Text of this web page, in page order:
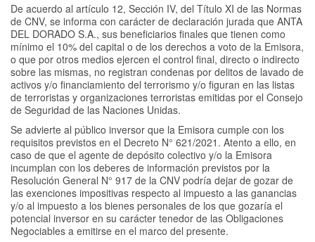
De acuerdo al artículo 12, Sección IV, del Título XI de las Normas
de CNV, se informa con carácter de declaración jurada que ANTA
DEL DORADO S.A., sus beneficiarios finales que tienen como
mínimo el 10% del capital o de los derechos a voto de la Emisora,
o que por otros medios ejercen el control final, directo o indirecto
sobre las mismas, no registran condenas por delitos de lavado de
activos y/o financiamiento del terrorismo y/o figuran en las listas
de terroristas y organizaciones terroristas emitidas por el Consejo
de Seguridad de las Naciones Unidas.
Se advierte al público inversor que la Emisora cumple con los
requisitos previstos en el Decreto N° 621/2021. Atento a ello, en
caso de que el agente de depósito colectivo y/o la Emisora
incumplan con los deberes de información previstos por la
Resolución General N° 917 de la CNV podría dejar de gozar de
las exenciones impositivas respecto al impuesto a las ganancias
y/o al impuesto a los bienes personales de los que gozaría el
potencial inversor en su carácter tenedor de las Obligaciones
Negociables a emitirse en el marco del presente.